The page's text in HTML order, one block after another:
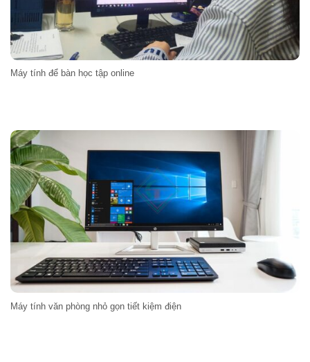
Máy tính để bàn học tập online
Máy tính văn phòng nhỏ gọn tiết kiệm điện